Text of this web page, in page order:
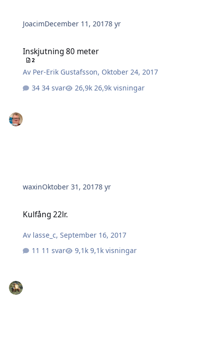
JoacimDecember 11, 20178 yr
Inskjutning 80 meter
2
Av Per-Erik Gustafsson, Oktober 24, 2017
34 svar
26,9k visningar
waxinOktober 31, 20178 yr
Kulfång 22lr.
Av lasse_c,September 16, 2017
11 svar
9,1k visningar